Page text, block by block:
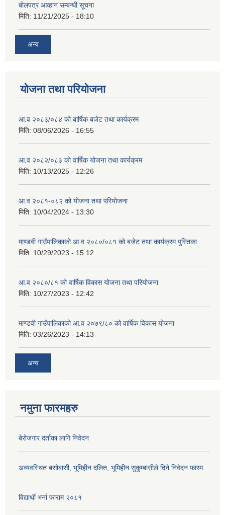
बोलपत्र आव्हान सम्बन्धी सूचना
मिति: 11/21/2025 - 18:10
अन्य
योजना तथा परियोजना
आ.व २०८३/०८४ को बार्षिक बजेट तथा कार्यक्रम
मिति: 08/06/2026 - 16:55
आ.व २०८२/०८३ को वार्षिक योजना तथा कार्यक्रम
मिति: 10/13/2025 - 12:26
आ.व २०८१-०८२ को योजना तथा परियोजना
मिति: 10/04/2024 - 13:30
माण्डवी गाउँपालिकाको आ.व २०८०/०८१ को बजेट तथा कार्यक्रम पुस्तिका
मिति: 10/29/2023 - 15:12
आ.व २०८०/८१ को वार्षिक विकास योजना तथा परियोजना
मिति: 10/27/2023 - 12:42
माण्डवी गाउँपालिकाको आ.व २०७९/८० को वार्षिक विकास योजना
मिति: 03/26/2023 - 14:13
अन्य
नमुना फारमहरु
बेरोजगार दर्ताका लागि निवेदन
अव्यवस्थित बसोबासी, भूमिहीन दलित, भूमिहीन सुकुम्बासीले दिने निवेदन फारम
विद्यार्थी भर्ना फाराम २०८१